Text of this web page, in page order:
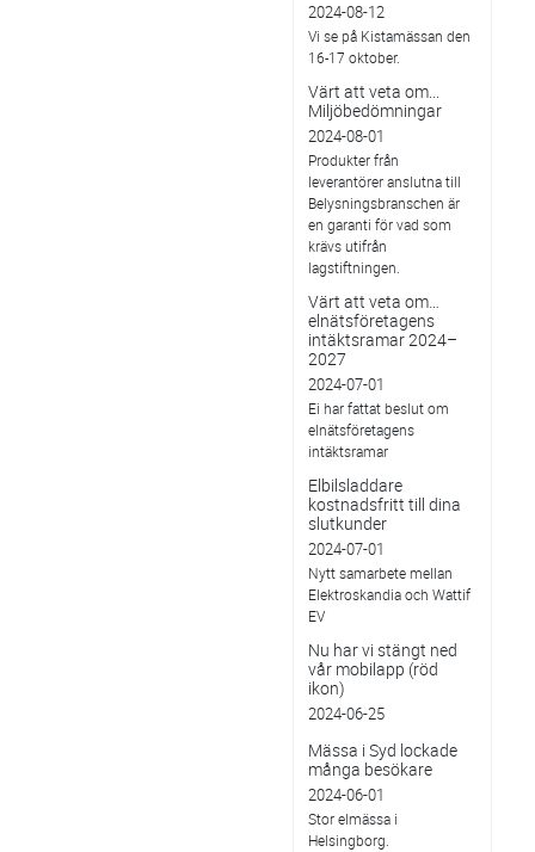
2024-08-12
Vi se på Kistamässan den
16-17 oktober.
Värt att veta om...
Miljöbedömningar
2024-08-01
Produkter från
leverantörer anslutna till
Belysningsbranschen är
en garanti för vad som
krävs utifrån
lagstiftningen.
Värt att veta om…
elnätsföretagens
intäktsramar 2024–
2027
2024-07-01
Ei har fattat beslut om
elnätsföretagens
intäktsramar
Elbilsladdare
kostnadsfritt till dina
slutkunder
2024-07-01
Nytt samarbete mellan
Elektroskandia och Wattif
EV
Nu har vi stängt ned
vår mobilapp (röd
ikon)
2024-06-25
Mässa i Syd lockade
många besökare
2024-06-01
Stor elmässa i
Helsingborg.